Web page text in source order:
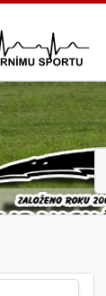
contents